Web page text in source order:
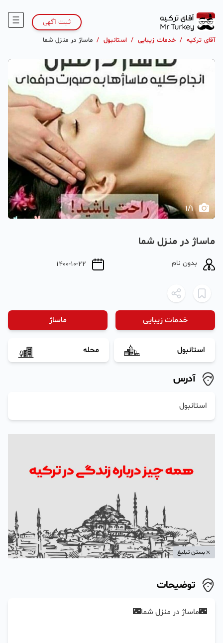
ثبت آگهی
آقای ترکیه / خدمات زیبایی / استانبول / ماساژ در منزل شما
1/1
ماساژ در منزل شما
بدون نام 1400-10-22
خدمات زیبایی ماساژ
استانبول محله
آدرس
استانبول
بستن تبلیغ
توضیحات